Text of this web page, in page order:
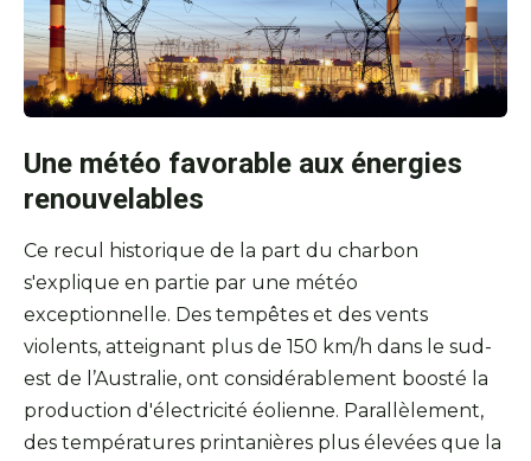
Une météo favorable aux énergies
renouvelables
Ce recul historique de la part du charbon
s'explique en partie par une météo
exceptionnelle. Des tempêtes et des vents
violents, atteignant plus de 150 km/h dans le sud-
est de l’Australie, ont considérablement boosté la
production d'électricité éolienne. Parallèlement,
des températures printanières plus élevées que la